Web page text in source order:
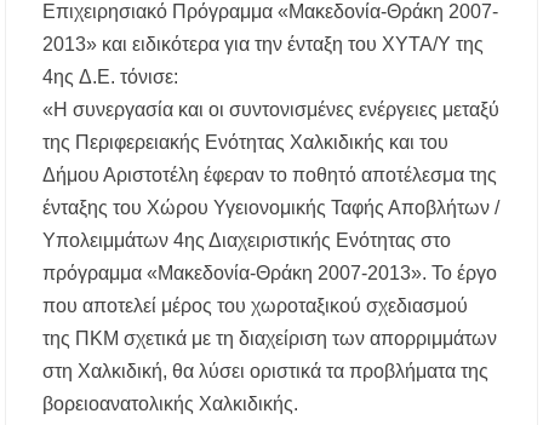
Επιχειρησιακό Πρόγραμμα «Μακεδονία-Θράκη 2007-
2013» και ειδικότερα για την ένταξη του ΧΥΤΑ/Υ της
4ης Δ.Ε. τόνισε:
«Η συνεργασία και οι συντονισμένες ενέργειες μεταξύ
της Περιφερειακής Ενότητας Χαλκιδικής και του
Δήμου Αριστοτέλη έφεραν το ποθητό αποτέλεσμα της
ένταξης του Χώρου Υγειονομικής Ταφής Αποβλήτων /
Υπολειμμάτων 4ης Διαχειριστικής Ενότητας στο
πρόγραμμα «Μακεδονία-Θράκη 2007-2013». Το έργο
που αποτελεί μέρος του χωροταξικού σχεδιασμού
της ΠΚΜ σχετικά με τη διαχείριση των απορριμμάτων
στη Χαλκιδική, θα λύσει οριστικά τα προβλήματα της
βορειοανατολικής Χαλκιδικής.